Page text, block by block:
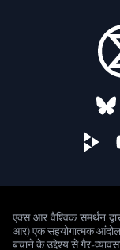
एक्स आर वैश्विक समर्थन
आर) एक सहयोगात्मक
बचाने के उद्देश्य से गैर-